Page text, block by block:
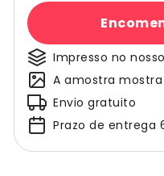
Impresso no
A amostra
Envio gratuito
Prazo de entrega